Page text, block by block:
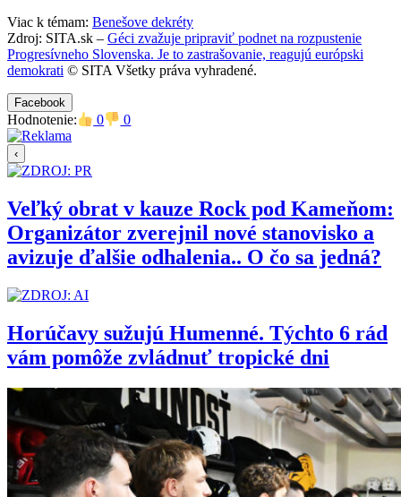
Viac k témam: Benešove dekréty
Zdroj: SITA.sk – Géci zvažuje pripraviť podnet na rozpustenie
Progresívneho Slovenska. Je to zastrašovanie, reagujú európski
demokrati © SITA Všetky práva vyhradené.
Facebook
Hodnotenie: 0 0
‹
Veľký obrat v kauze Rock pod Kameňom:
Organizátor zverejnil nové stanovisko a
avizuje ďalšie odhalenia.. O čo sa jedná?
Horúčavy sužujú Humenné. Týchto 6 rád
vám pomôže zvládnuť tropické dni